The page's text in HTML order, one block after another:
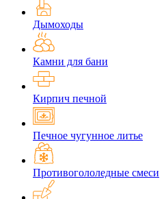
Дымоходы
Камни для бани
Кирпич печной
Печное чугунное литье
Противогололедные смеси